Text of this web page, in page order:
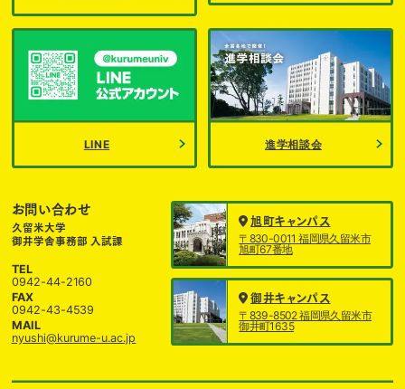
LINE 進学相談会
お問い合わせ
久留米大学
御井学舎事務部 入試課
TEL
0942-44-2160
FAX
0942-43-4539
MAIL
nyushi@kurume-u.ac.jp
旭町キャンパス
〒830-0011 福岡県久留米市
旭町67番地
御井キャンパス
〒839-8502 福岡県久留米市
御井町1635